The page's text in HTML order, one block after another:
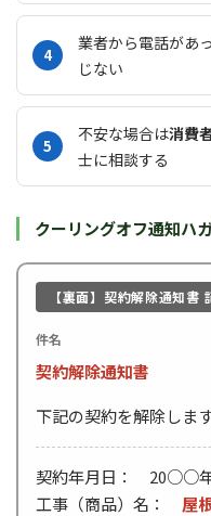
業者から電話があ
じない
不安な場合は消費
士に相談する
クーリングオフ通知ハ
【裏面】契約解除通知書
件名
契約解除通知書
下記の契約を解除します
契約年月日： 20○○
工事（商品）名： 屋